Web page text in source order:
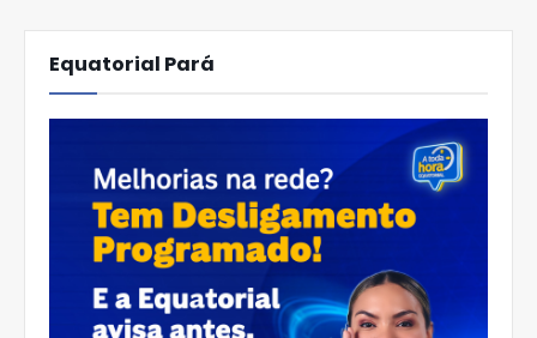
Equatorial Pará